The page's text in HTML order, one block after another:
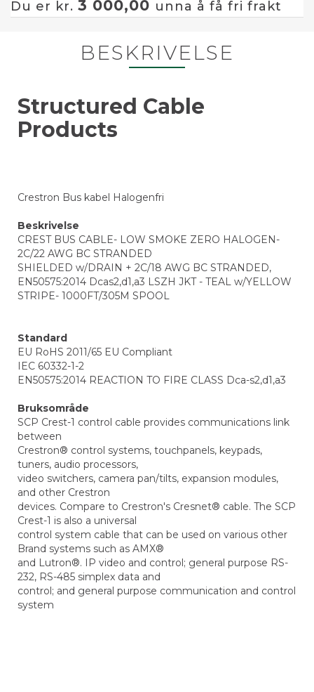
Du er kr. 3 000,00 unna å få fri frakt
BESKRIVELSE
Structured Cable
Products
Crestron Bus kabel Halogenfri
Beskrivelse
CREST BUS CABLE- LOW SMOKE ZERO HALOGEN-
2C/22 AWG BC STRANDED
SHIELDED w/DRAIN + 2C/18 AWG BC STRANDED,
EN50575:2014 Dcas2,d1,a3 LSZH JKT - TEAL w/YELLOW
STRIPE- 1000FT/305M SPOOL
Standard
EU RoHS 2011/65 EU Compliant
IEC 60332-1-2
EN50575:2014 REACTION TO FIRE CLASS Dca-s2,d1,a3
Bruksområde
SCP Crest-1 control cable provides communications link
between
Crestron® control systems, touchpanels, keypads,
tuners, audio processors,
video switchers, camera pan/tilts, expansion modules,
and other Crestron
devices. Compare to Crestron's Cresnet® cable. The SCP
Crest-1 is also a universal
control system cable that can be used on various other
Brand systems such as AMX®
and Lutron®. IP video and control; general purpose RS-
232, RS-485 simplex data and
control; and general purpose communication and control
system